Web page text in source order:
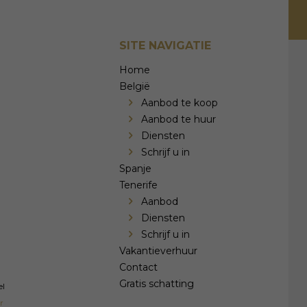
SITE NAVIGATIE
Home
België
Aanbod te koop
Aanbod te huur
Diensten
Schrijf u in
Spanje
Tenerife
Aanbod
Diensten
Schrijf u in
Vakantieverhuur
Contact
Gratis schatting